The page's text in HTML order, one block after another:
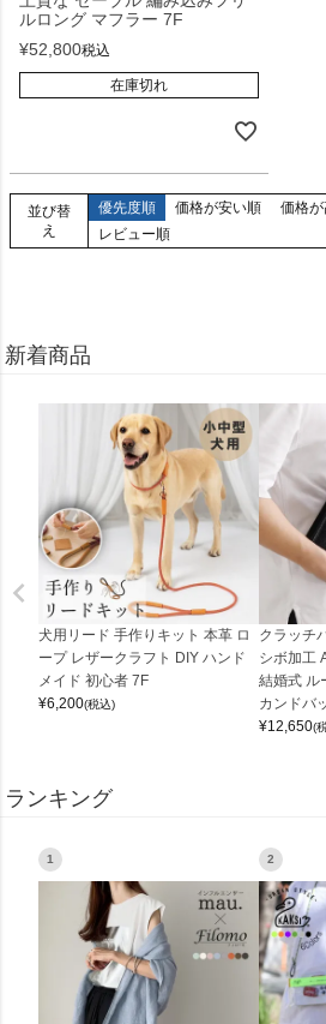
ルロング マフラー 7F
¥52,800税込
在庫切れ
並び替
え
優先度順 価格が安い順 価格
レビュー順
新着商品
犬用リード 手作りキット 本革 ロ
ープ レザークラフト DIY ハンド
メイド 初心者 7F
¥6,200(税込)
クラッチ
シボ加工
結婚式 ル
カンドバ
¥12,650(
ランキング
1 2